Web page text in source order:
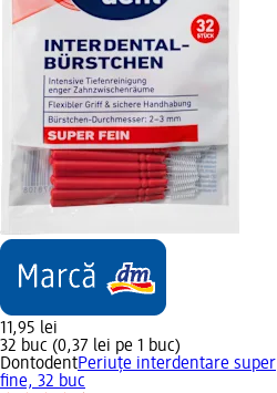
11,95 lei
32 buc (0,37 lei pe 1 buc)
DontodentPeriuțe interdentare super
fine, 32 buc